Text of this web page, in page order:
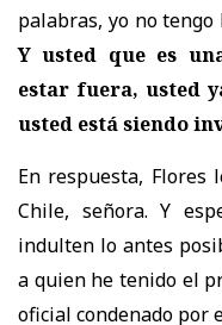
palabras, yo no
Y usted que es
estar fuera, usted
usted está siendo
En respuesta, Flores
Chile, señora. Y
indulten lo antes
a quien he tenido el
oficial condenado por